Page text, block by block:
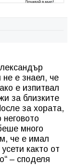
не е знаел, че
е изпитвал
за близките
за хората,
много
че е имал
както от
– споделя